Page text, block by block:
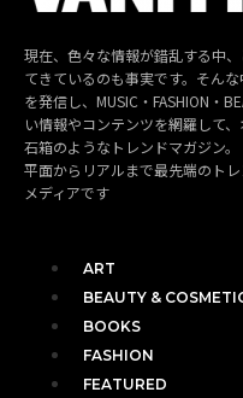
現在、色々な情報が錯乱する中
てきているのも事実です。そん
を発信し、MUSIC・FASHION・
い情報やコンテンツを網羅して
石箱のようなトレンドマガジン
平面からリアルまで最先端のト
メディアです
ART
BEAUTY &
BOOKS
FASHION
FEATURED